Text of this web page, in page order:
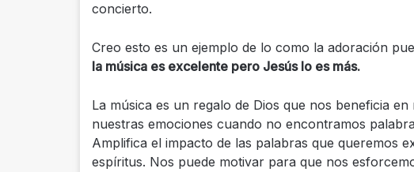
concierto.
Creo esto es un ejemplo de lo como la adoración
la música es excelente pero Jesús lo es más.
La música es un regalo de Dios que nos beneficia
nuestras emociones cuando no encontramos
Amplifica el impacto de las palabras que queremos
espíritus. Nos puede motivar para que nos